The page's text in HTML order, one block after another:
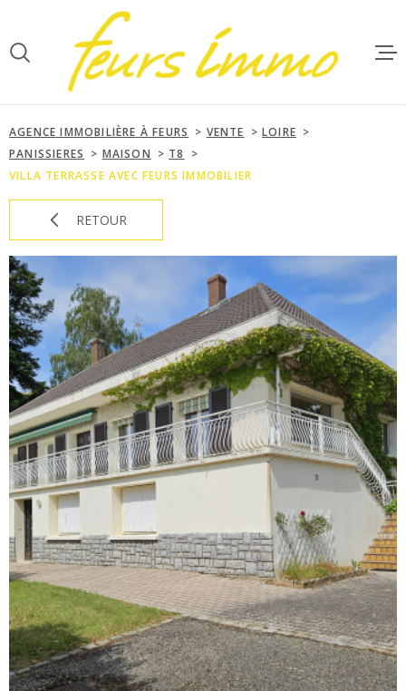
lamenu
contenu
GESTION
NOTRE
ESTIMATION
ALERTE E-
CONTACT
AGENCE IMMOBILIÈRE À FEURS VENTE
LOIRE
PANISSIERES
MAISON
T8
VILLA TERRASSE AVEC FEURS IMMOBILIER
RETOUR